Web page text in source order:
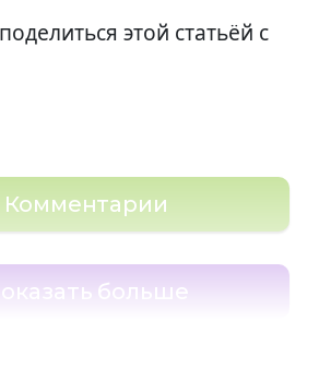
этой статьёй с
Комментарии
больше